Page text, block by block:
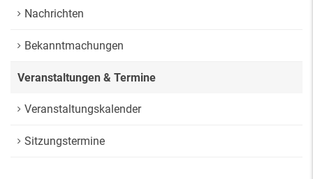
Nachrichten
Bekanntmachungen
Veranstaltungen & Termine
Veranstaltungskalender
Sitzungstermine